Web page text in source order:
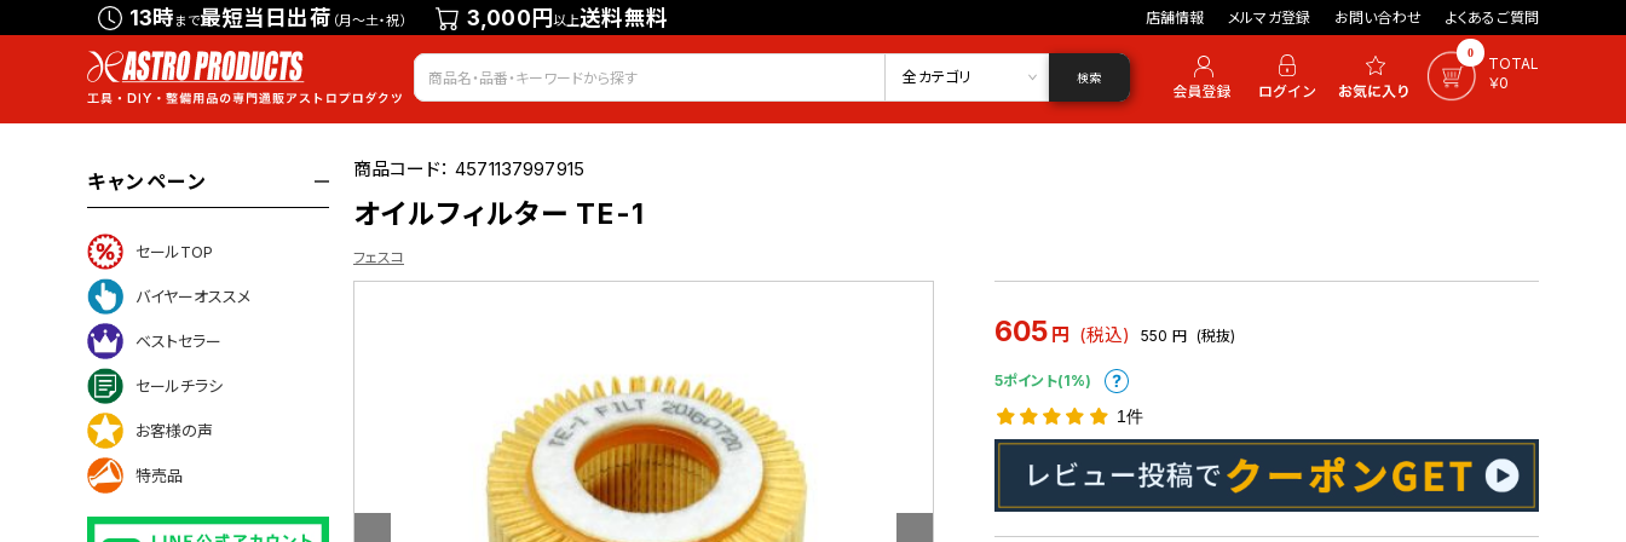
13時まで最短当日出荷 （月～土・祝） 3,000円以上送料無料 店舗情報 メルマガ登録 お問い合わせ よくあるご質問
会員登録 ログイン お気に入り 0
TOTAL
￥0
全カテゴリ 検索
キャンペーン
セールTOP
バイヤーオススメ
ベストセラー
セールチラシ
お客様の声
特売品
商品コード：4571137997915
オイルフィルター TE-1
フェスコ
605 円 (税込) 550 円 (税抜)
5ポイント(1%)
1件